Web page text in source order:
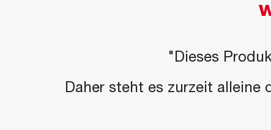
"Dieses
Daher steht es zurzeit alleine